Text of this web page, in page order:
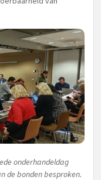
onderhandeldag
de bonden besproken.